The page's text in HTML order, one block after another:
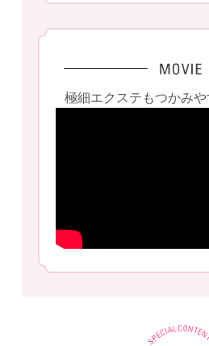
極細エクステもつかみや